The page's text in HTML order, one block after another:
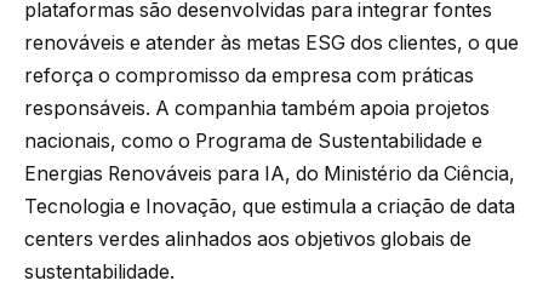
plataformas são desenvolvidas para integrar fontes
renováveis e atender às metas ESG dos clientes, o que
reforça o compromisso da empresa com práticas
responsáveis. A companhia também apoia projetos
nacionais, como o Programa de Sustentabilidade e
Energias Renováveis para IA, do Ministério da Ciência,
Tecnologia e Inovação, que estimula a criação de data
centers verdes alinhados aos objetivos globais de
sustentabilidade.